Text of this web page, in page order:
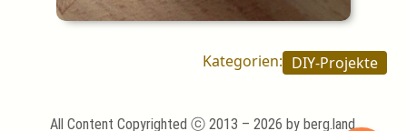
Kategorien: DIY-Projekte
All Content Copyrighted ⓒ 2013 – 2026 by berg.land.